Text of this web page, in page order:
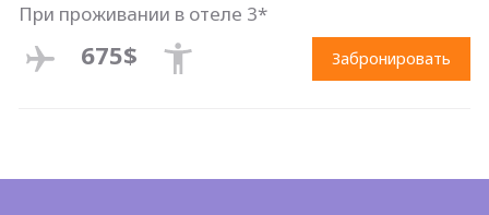
При проживании в отеле 3*
675$ Забронировать